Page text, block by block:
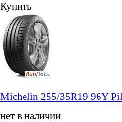
Купить
Michelin 255/35R19 96Y
нет в наличии